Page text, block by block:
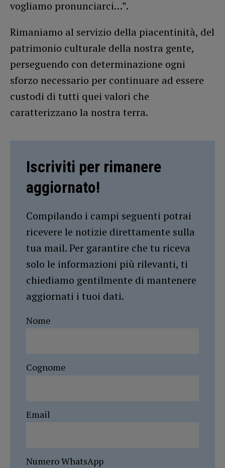
vogliamo pronunciarci…”.
Rimaniamo al servizio della piacentinità, del
patrimonio culturale della nostra gente,
perseguendo con determinazione ogni
sforzo necessario per continuare ad essere
custodi di tutti quei valori che
caratterizzano la nostra terra.
Iscriviti per rimanere
aggiornato!
Compilando i campi seguenti potrai
ricevere le notizie direttamente sulla
tua mail. Per garantire che tu riceva
solo le informazioni più rilevanti, ti
chiediamo gentilmente di mantenere
aggiornati i tuoi dati.
Nome
Cognome
Email
Numero WhatsApp